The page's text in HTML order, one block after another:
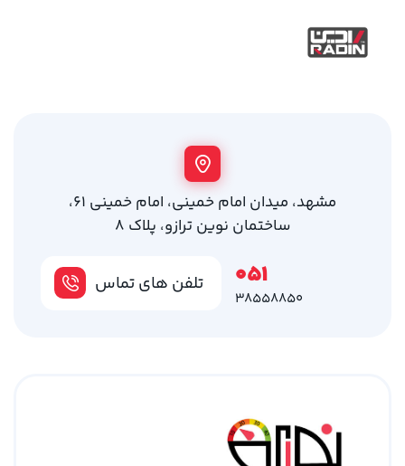
مشهد، میدان امام خمینی، امام خمینی 61،
ساختمان نوین ترازو، پلاک 8
تلفن های تماس 051
38558850